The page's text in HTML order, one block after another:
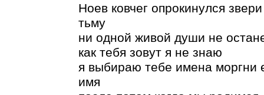
Ноев ковчег опрокинулся
тьму
ни одной живой души не
как тебя зовут я не знаю
я выбираю тебе имена моргни
имя